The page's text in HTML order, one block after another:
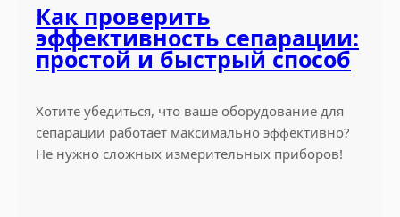
ч
а
т
и
Как проверить
эффективность сепарации:
простой и быстрый способ
Хотите убедиться, что ваше оборудование для
сепарации работает максимально эффективно?
Не нужно сложных измерительных приборов!